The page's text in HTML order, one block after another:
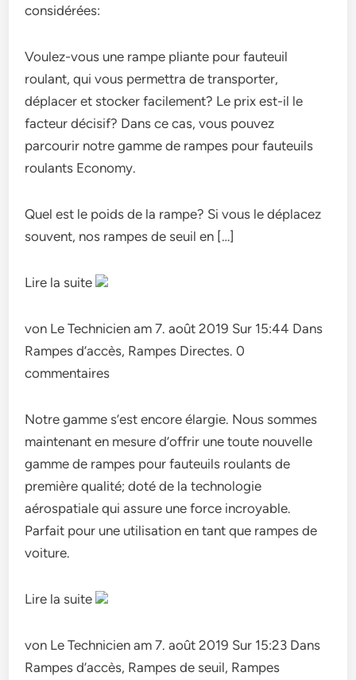
considérées:
Voulez-vous une rampe pliante pour fauteuil
roulant, qui vous permettra de transporter,
déplacer et stocker facilement? Le prix est-il le
facteur décisif? Dans ce cas, vous pouvez
parcourir notre gamme de rampes pour fauteuils
roulants Economy.
Quel est le poids de la rampe? Si vous le déplacez
souvent, nos rampes de seuil en […]
Lire la suite
von Le Technicien am 7. août 2019 Sur 15:44 Dans
Rampes d’accès, Rampes Directes. 0
commentaires
Notre gamme s’est encore élargie. Nous sommes
maintenant en mesure d’offrir une toute nouvelle
gamme de rampes pour fauteuils roulants de
première qualité; doté de la technologie
aérospatiale qui assure une force incroyable.
Parfait pour une utilisation en tant que rampes de
voiture.
Lire la suite
von Le Technicien am 7. août 2019 Sur 15:23 Dans
Rampes d’accès, Rampes de seuil, Rampes